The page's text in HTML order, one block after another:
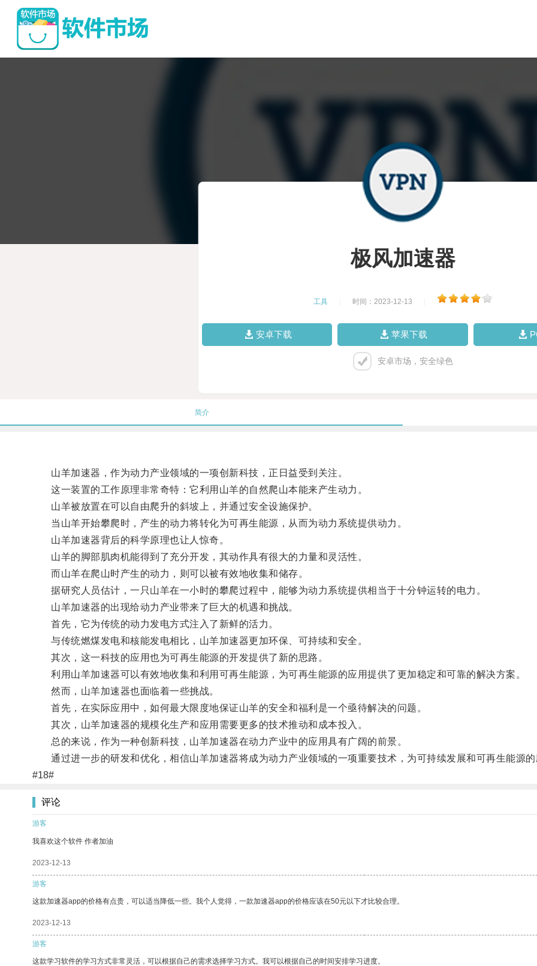
极风加速器
工具 时间：2023-12-13
安卓下载 苹果下载
安卓市场，安全绿色
简介
山羊加速器，作为动力产业领域的一项创新科技，正日益受到关注。
这一装置的工作原理非常奇特：它利用山羊的自然爬山本能来产生动力。
山羊被放置在可以自由爬升的斜坡上，并通过安全设施保护。
当山羊开始攀爬时，产生的动力将转化为可再生能源，从而为动力系统提供动力。
山羊加速器背后的科学原理也让人惊奇。
山羊的脚部肌肉机能得到了充分开发，其动作具有很大的力量和灵活性。
而山羊在爬山时产生的动力，则可以被有效地收集和储存。
据研究人员估计，一只山羊在一小时的攀爬过程中，能够为动力系统提供相当于十分钟运转的电力。
山羊加速器的出现给动力产业带来了巨大的机遇和挑战。
首先，它为传统的动力发电方式注入了新鲜的活力。
与传统燃煤发电和核能发电相比，山羊加速器更加环保、可持续和安全。
其次，这一科技的应用也为可再生能源的开发提供了新的思路。
利用山羊加速器可以有效地收集和利用可再生能源，为可再生能源的应用提供了更加稳定和可靠的解决方案。
然而，山羊加速器也面临着一些挑战。
首先，在实际应用中，如何最大限度地保证山羊的安全和福利是一个亟待解决的问题。
其次，山羊加速器的规模化生产和应用需要更多的技术推动和成本投入。
总的来说，作为一种创新科技，山羊加速器在动力产业中的应用具有广阔的前景。
通过进一步的研发和优化，相信山羊加速器将成为动力产业领域的一项重要技术，为可持续发展和可再生能源的
#18#
评论
游客
我喜欢这个软件 作者加油
2023-12-13
游客
这款加速器app的价格有点贵，可以适当降低一些。我个人觉得，一款加速器app的价格应该在50元以下才比较合理。
2023-12-13
游客
这款学习软件的学习方式非常灵活，可以根据自己的需求选择学习方式。我可以根据自己的时间安排学习进度。